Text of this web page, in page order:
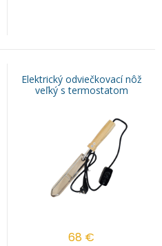
Elektrický odviečkovací nôž
veľký s termostatom
68 €